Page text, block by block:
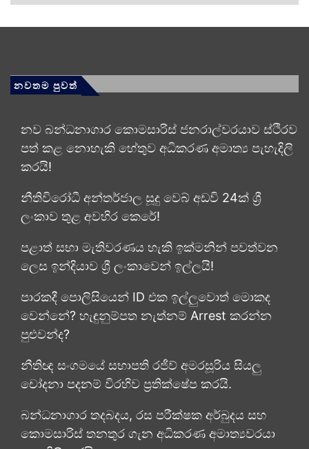
නවතම පුවත්
නව බන්ධනාගාර කොමසාරිස් ජනරාල්වරයාව ස්ථිරව
පත් කළ නොහැකි හේතුව අධිකරණ අමාත්‍ය පැහැදිලි
කරයි!
නීතිවිරෝධී අන්තර්ජාල සූදු වෙබ් අඩවි 24ක් ශ්‍රී
ලංකාව තුළ අවහිර කෙරේ!
පළාත් සභා මැතිවරණය හැකි ඉක්මනින් පවත්වන
ලෙස ඉන්දියාව ශ්‍රී ලංකාවෙන් ඉල්ලයි!
පාරකදී පොලිසියෙන් ID එක ඉල්ලුවොත් මොකද
වෙන්නේ? හැඳුනුම්පත නැත්නම් Arrest කරන්න
පුළුවන්ද?
නීතිඥ සංගමයේ සභාපති රජීව් අමරසූරිය සියලු
චෝදනා පදනම් විරහිව ප්‍රතික්ෂේප කරයි.
බන්ධනාගාර තදබදය, රස පරීක්ෂක අර්බුදය සහ
කොමසාරිස් තනතුර ගැන අධිකරණ අමාත්‍යවරයා